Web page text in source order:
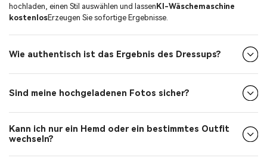
hochladen, einen Stil auswählen und lassen KI-Wäschemaschine
kostenlosErzeugen Sie sofortige Ergebnisse.
Wie authentisch ist das Ergebnis des Dressups?
Sind meine hochgeladenen Fotos sicher?
Kann ich nur ein Hemd oder ein bestimmtes Outfit
wechseln?